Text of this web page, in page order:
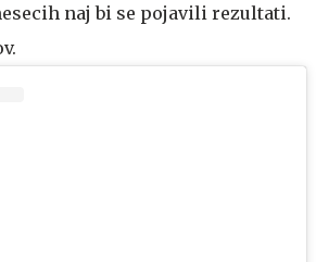
naj bi se pojavili rezultati.